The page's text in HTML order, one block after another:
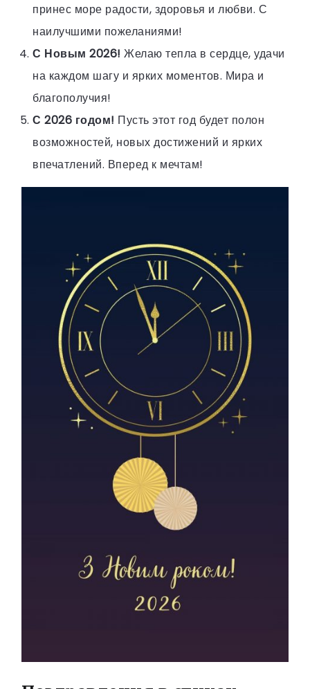
принес море радости, здоровья и любви. С
наилучшими пожеланиями!
С Новым 2026! Желаю тепла в сердце, удачи
на каждом шагу и ярких моментов. Мира и
благополучия!
С 2026 годом! Пусть этот год будет полон
возможностей, новых достижений и ярких
впечатлений. Вперед к мечтам!